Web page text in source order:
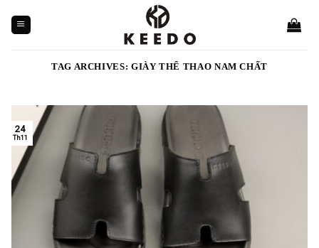
content
TAG ARCHIVES: GIÀY THỂ THAO NAM CHẤT
24
Th11